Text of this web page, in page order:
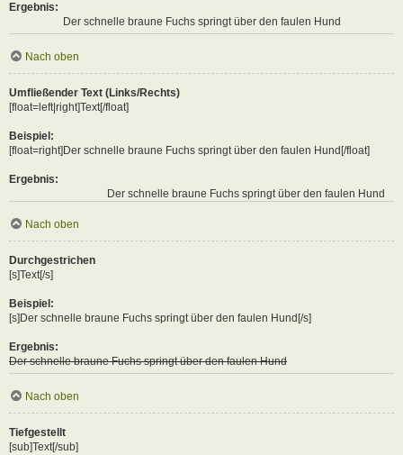
Ergebnis:
Der schnelle braune Fuchs springt über den faulen Hund
Nach oben
Umfließender Text (Links/Rechts)
[float=left|right]Text[/float]
Beispiel:
[float=right]Der schnelle braune Fuchs springt über den faulen Hund[/float]
Ergebnis:
Der schnelle braune Fuchs springt über den faulen Hund
Nach oben
Durchgestrichen
[s]Text[/s]
Beispiel:
[s]Der schnelle braune Fuchs springt über den faulen Hund[/s]
Ergebnis:
Der schnelle braune Fuchs springt über den faulen Hund
Nach oben
Tiefgestellt
[sub]Text[/sub]